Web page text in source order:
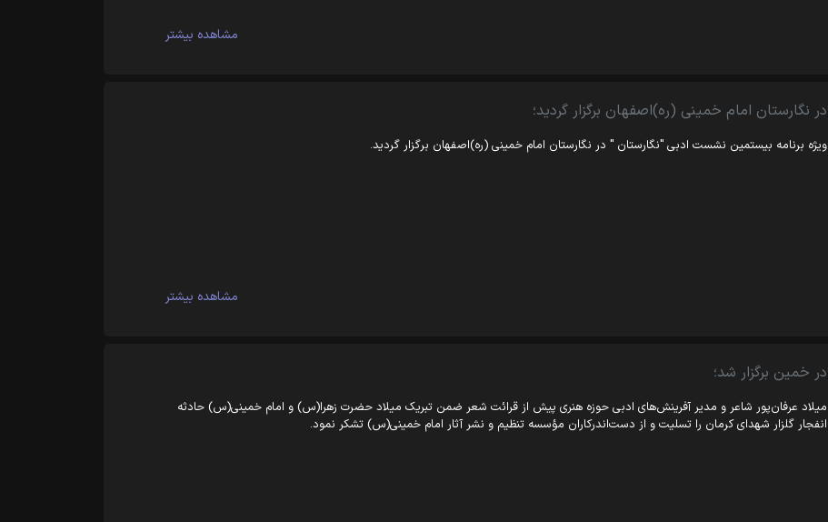
مشاهده بیشتر
در نگارستان امام خمینی (ره)اصفهان برگزار گردید؛
ویژه برنامه بیستمین نشست ادبی "نگارستان " در نگارستان امام خمینی (ره)اصفهان برگزار گردید.
مشاهده بیشتر
در خمین برگزار شد؛
میلاد عرفان‌پور شاعر و مدیر آفرینش‌های ادبی حوزه هنری پیش از قرائت شعر ضمن تبریک میلاد حضرت زهرا(س) و امام خمینی(س) حادثه
انفجار گلزار شهدای کرمان را تسلیت و از دست‌اندرکاران مؤسسه تنظیم و نشر آثار امام خمینی(س) تشکر نمود.